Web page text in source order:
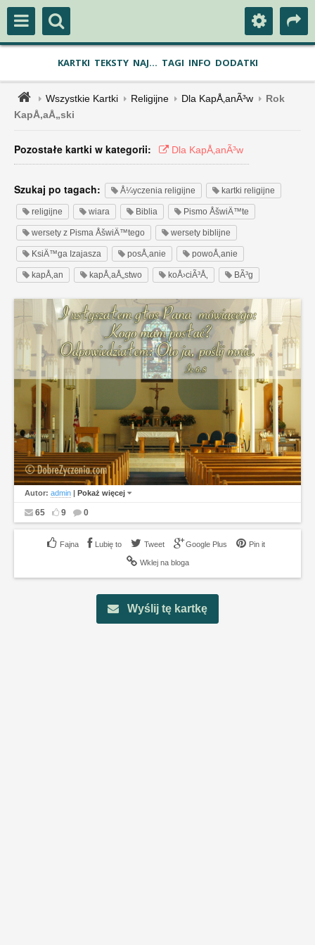
KARTKI TEKSTY NAJ... TAGI INFO DODATKI
Wszystkie Kartki Religijne Dla KapÅ‚anÃ³w
Rok
KapÅ‚aÅ„ski
Pozostałe kartki w kategorii: Dla KapÅ‚anÃ³w
Szukaj po tagach: Å¼yczenia religijne kartki religijne
religijne wiara Biblia Pismo ÅšwiÄ™te
wersety z Pisma ÅšwiÄ™tego wersety biblijne
KsiÄ™ga Izajasza posÅ‚anie powoÅ‚anie
kapÅ‚an kapÅ‚aÅ„stwo koÅ›ciÃ³Å‚ BÃ³g
Autor: admin | Pokaż więcej
65 9 0
Lubię to Tweet Google Plus Pin it
Wklej na bloga
Wyślij tę kartkę